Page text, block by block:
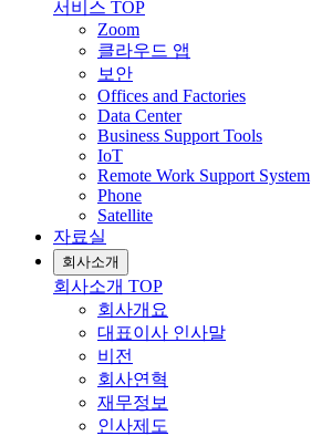
서비스 TOP
Zoom
클라우드 앱
보안
Offices and Factories
Data Center
Business Support Tools
IoT
Remote Work Support System
Phone
Satellite
자료실
회사소개
회사소개 TOP
회사개요
대표이사 인사말
비전
회사연혁
재무정보
인사제도